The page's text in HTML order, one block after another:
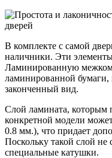
В комплекте с самой
наличники. Эти
Ламинированную
ламинированной бумаги,
законченный вид.
Слой ламината, которым
конкретной модели
0.8 мм.), что придает
Поскольку такой слой
специальные катушки.